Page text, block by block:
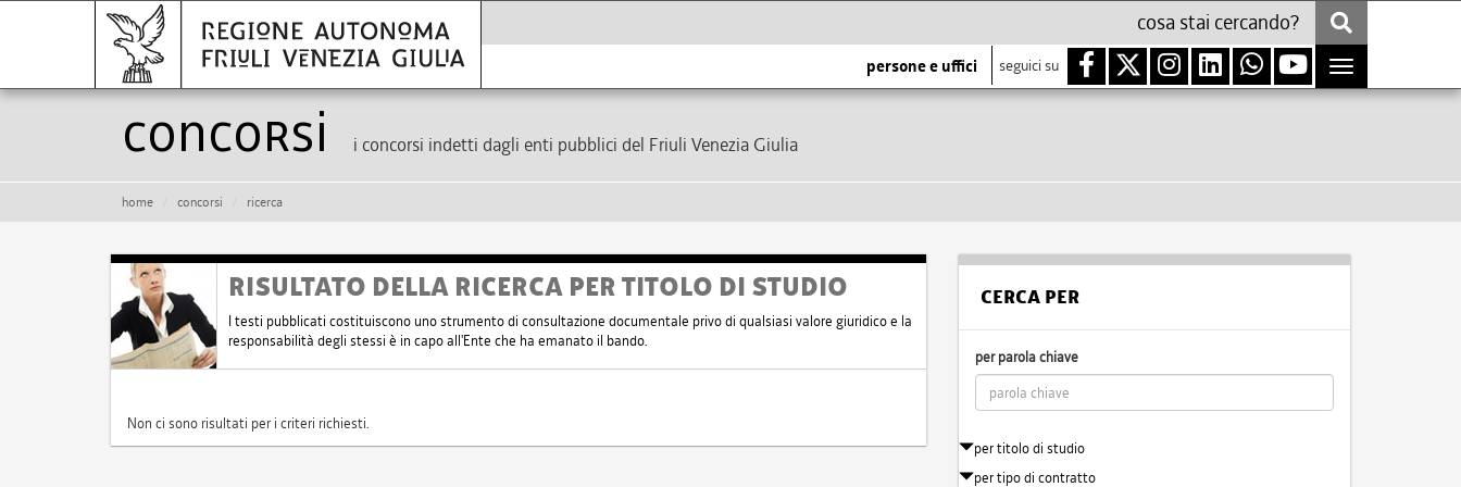
persone e uffici seguici su
Toggle
navigation
Concorsi i concorsi indetti dagli enti pubblici del Friuli Venezia Giulia
home concorsi ricerca
RISULTATO DELLA RICERCA PER TITOLO DI STUDIO
I testi pubblicati costituiscono uno strumento di consultazione documentale privo di qualsiasi valore giuridico e la
responsabilità degli stessi è in capo all'Ente che ha emanato il bando.
Non ci sono risultati per i criteri richiesti.
CERCA PER
per parola chiave
per titolo di studio
per tipo di contratto